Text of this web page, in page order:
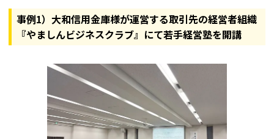
事例1）大和信用金庫様が運営する取引先の経営者組織
『やましんビジネスクラブ』にて若手経営塾を開講